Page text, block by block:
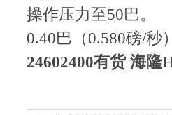
操作压力至50巴。
0.40巴（0.580磅/秒
24602400有货 海